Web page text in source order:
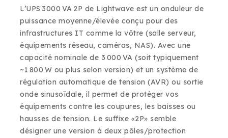
Vente rapide ! Plus de 4 personnes ont ce
produit dans leur panier
L’UPS 3000 VA 2P de Lightwave est un onduleur de
puissance moyenne/élevée conçu pour des
infrastructures IT comme la vôtre (salle serveur,
équipements réseau, caméras, NAS). Avec une
capacité nominale de 3 000 VA (soit typiquement
~1 800 W ou plus selon version) et un système de
régulation automatique de tension (AVR) ou sortie
onde sinusoïdale, il permet de protéger vos
équipements contre les coupures, les baisses ou
hausses de tension. Le suffixe «2P» semble
désigner une version à deux pôles/protection